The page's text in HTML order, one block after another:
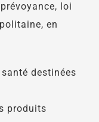
loi
en
destinées
produits